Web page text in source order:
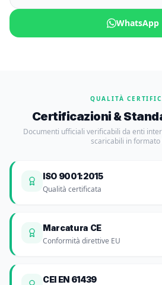
WhatsApp
QUALITÀ
Certificazioni &
Documenti ufficiali verificabili da enti
scaricabili in formato
ISO 9001:2015
Qualità certificata
Marcatura CE
Conformità direttive EU
CEI EN 61439